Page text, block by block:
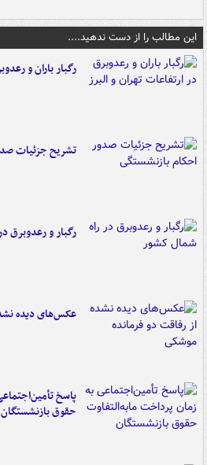
این مطالب را از دست ندهید....
رگبار باران و
تشریح جزئیات
رگبار و رعدوبرق
عکس‌های دیده
پاسخ
حقوق بازنشستگان